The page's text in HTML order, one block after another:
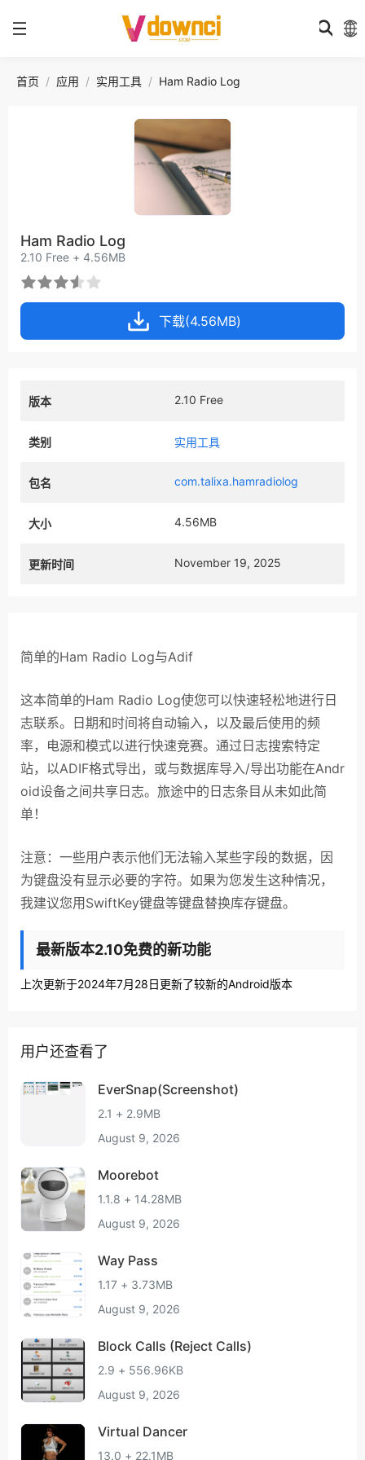
首页 应用 实用工具 Ham Radio Log
Ham Radio Log
2.10 Free + 4.56MB
下载(4.56MB)
版本 2.10 Free
类别 实用工具
包名 com.talixa.hamradiolog
大小 4.56MB
更新时间 November 19, 2025
简单的Ham Radio Log与Adif
这本简单的Ham Radio Log使您可以快速轻松地进行日
志联系。日期和时间将自动输入，以及最后使用的频
率，电源和模式以进行快速竞赛。通过日志搜索特定
站，以ADIF格式导出，或与数据库导入/导出功能在Andr
oid设备之间共享日志。旅途中的日志条目从未如此简
单！
注意：一些用户表示他们无法输入某些字段的数据，因
为键盘没有显示必要的字符。如果为您发生这种情况，
我建议您用SwiftKey键盘等键盘替换库存键盘。
最新版本2.10免费的新功能
上次更新于2024年7月28日更新了较新的Android版本
用户还查看了
EverSnap(Screenshot)
2.1 + 2.9MB
August 9, 2026
Moorebot
1.1.8 + 14.28MB
August 9, 2026
Way Pass
1.17 + 3.73MB
August 9, 2026
Block Calls (Reject Calls)
2.9 + 556.96KB
August 9, 2026
Virtual Dancer
13.0 + 22.1MB